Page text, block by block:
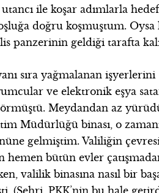
ile koşar adımlarla
doğru koşmuştum. Oysa
panzerinin geldiği tarafta
sıra yağmalanan işyerlerini
ve elektronik eşya
Meydandan az
Müdürlüğü binası, o
gelmiştim. Valiliğin
hemen bütün evler
valilik binasına nasıl bir
(Şehri, PKK’nin bu hale